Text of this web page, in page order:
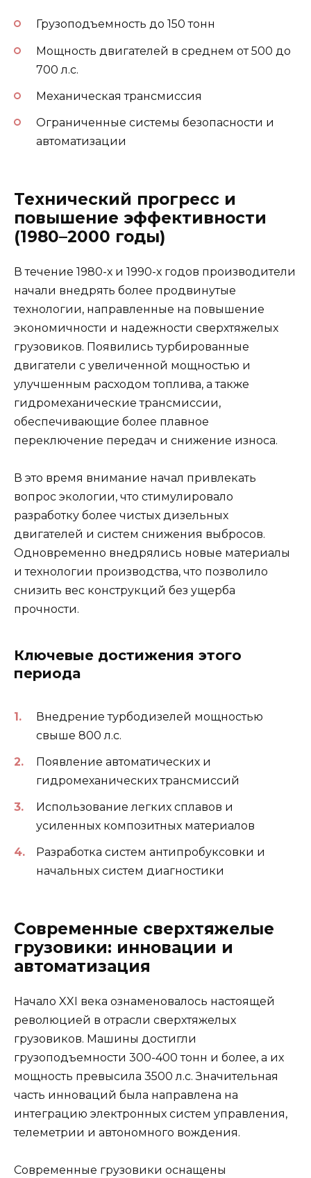
Грузоподъемность до 150 тонн
Мощность двигателей в среднем от 500 до
700 л.с.
Механическая трансмиссия
Ограниченные системы безопасности и
автоматизации
Технический прогресс и
повышение эффективности
(1980–2000 годы)
В течение 1980-х и 1990-х годов производители
начали внедрять более продвинутые
технологии, направленные на повышение
экономичности и надежности сверхтяжелых
грузовиков. Появились турбированные
двигатели с увеличенной мощностью и
улучшенным расходом топлива, а также
гидромеханические трансмиссии,
обеспечивающие более плавное
переключение передач и снижение износа.
В это время внимание начал привлекать
вопрос экологии, что стимулировало
разработку более чистых дизельных
двигателей и систем снижения выбросов.
Одновременно внедрялись новые материалы
и технологии производства, что позволило
снизить вес конструкций без ущерба
прочности.
Ключевые достижения этого
периода
Внедрение турбодизелей мощностью
свыше 800 л.с.
Появление автоматических и
гидромеханических трансмиссий
Использование легких сплавов и
усиленных композитных материалов
Разработка систем антипробуксовки и
начальных систем диагностики
Современные сверхтяжелые
грузовики: инновации и
автоматизация
Начало XXI века ознаменовалось настоящей
революцией в отрасли сверхтяжелых
грузовиков. Машины достигли
грузоподъемности 300-400 тонн и более, а их
мощность превысила 3500 л.с. Значительная
часть инноваций была направлена на
интеграцию электронных систем управления,
телеметрии и автономного вождения.
Современные грузовики оснащены